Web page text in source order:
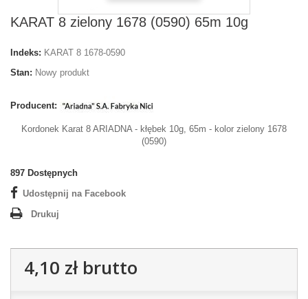
KARAT 8 zielony 1678 (0590) 65m 10g
Indeks: KARAT 8 1678-0590
Stan: Nowy produkt
Producent:
Kordonek Karat 8 ARIADNA - kłębek 10g, 65m - kolor zielony 1678
(0590)
897 Dostępnych
Udostępnij na Facebook
Drukuj
4,10 złbrutto